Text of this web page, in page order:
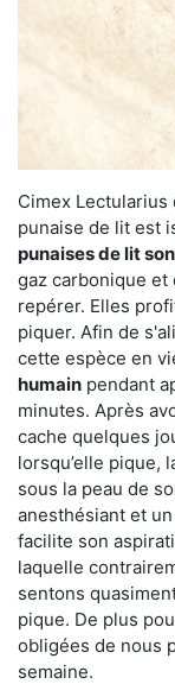
Cimex
punaise de lit est
punaises de lit
gaz carbonique
repérer. Elles
piquer. Afin de
cette espèce en
humain pendant
minutes. Après
cache quelques
lorsqu’elle pique,
sous la peau de
anesthésiant et
facilite son
laquelle
sentons
pique. De plus
obligées de nous
semaine.